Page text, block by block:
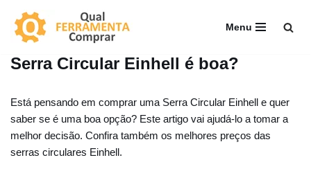
Pular
o
Menu
Serra Circular Einhell é boa?
Está pensando em comprar uma Serra Circular Einhell e quer
saber se é uma boa opção? Este artigo vai ajudá-lo a tomar a
melhor decisão. Confira também os melhores preços das
serras circulares Einhell.